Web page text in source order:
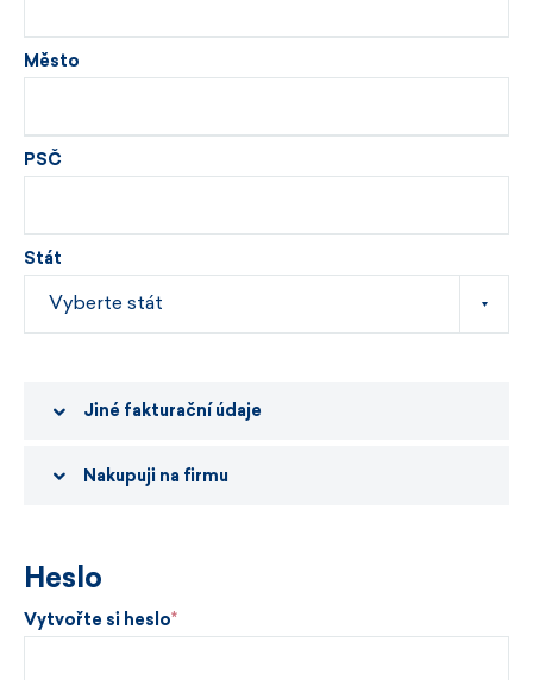
Město
PSČ
Stát
Jiné fakturační údaje
Nakupuji na firmu
Heslo
Vytvořte si heslo